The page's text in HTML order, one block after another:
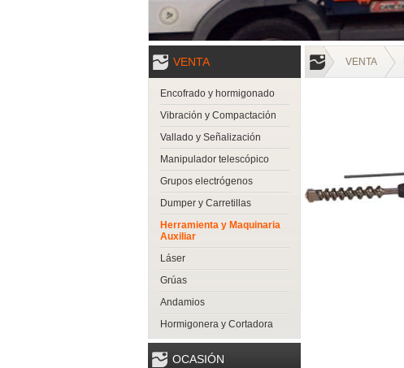
VENTA
Encofrado y hormigonado
Vibración y Compactación
Vallado y Señalización
Manipulador telescópico
Grupos electrógenos
Dumper y Carretillas
Herramienta y Maquinaria
Auxiliar
Láser
Grúas
Andamios
Hormigonera y Cortadora
OCASIÓN
VENTA